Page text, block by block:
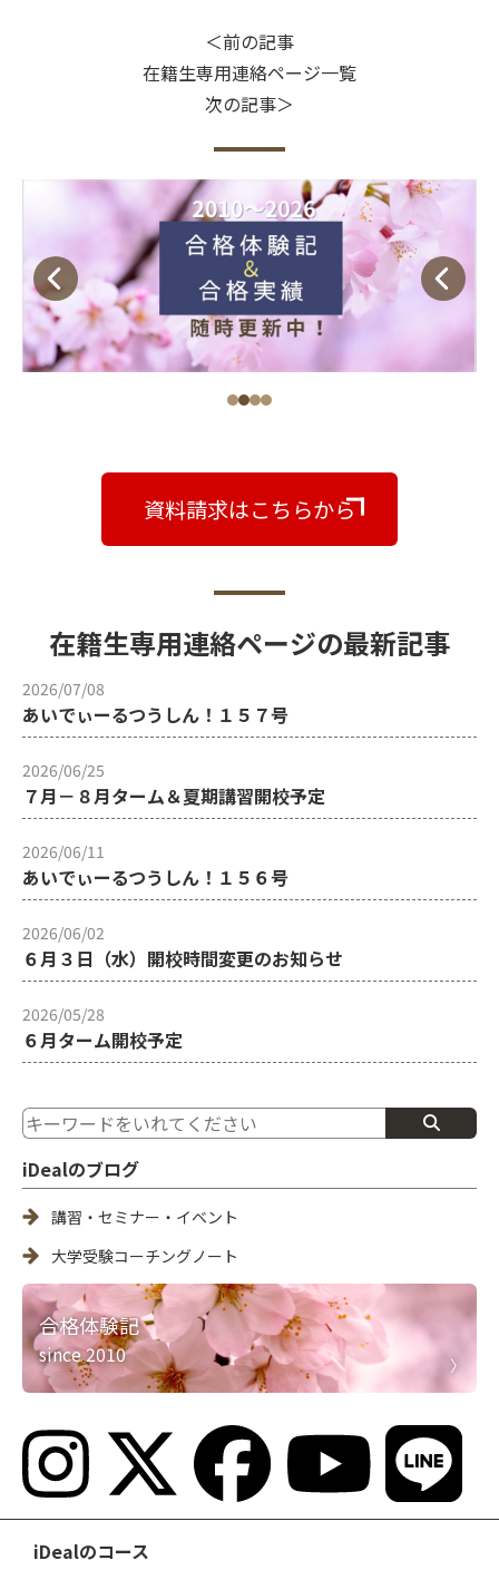
＜前の記事
在籍生専用連絡ページ一覧
次の記事＞
資料請求はこちらから
在籍生専用連絡ページの最新記事
2026/07/08
あいでぃーるつうしん！１５７号
2026/06/25
７月－８月ターム＆夏期講習開校予定
2026/06/11
あいでぃーるつうしん！１５６号
2026/06/02
６月３日（水）開校時間変更のお知らせ
2026/05/28
６月ターム開校予定
iDealのブログ
講習・セミナー・イベント
大学受験コーチングノート
合格体験記
since 2010
iDealのコース